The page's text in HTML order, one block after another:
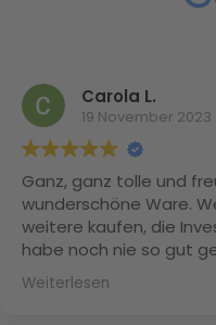
Carola L.
19 November 2023
Ganz, ganz tolle und
wunderschöne Ware.
weitere kaufen, die
habe noch nie so gut
und meine Naturlocken
nicht mehr trocken und
Weiterlesen